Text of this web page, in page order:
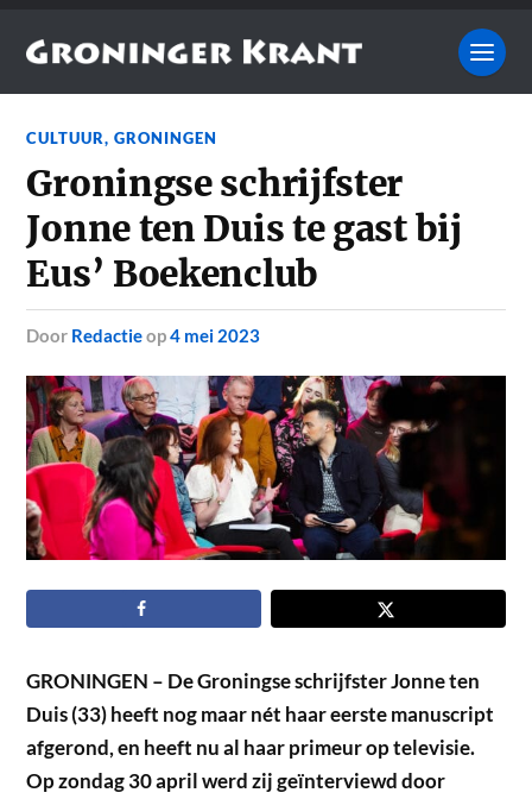
CULTUUR,GRONINGEN
Groningse schrijfster
Jonne ten Duis te gast bij
Eus’ Boekenclub
door Redactieop4 mei 2023
GRONINGEN – De Groningse schrijfster Jonne ten
Duis (33) heeft nog maar nét haar eerste manuscript
afgerond, en heeft nu al haar primeur op televisie.
Op zondag 30 april werd zij geïnterviewd door